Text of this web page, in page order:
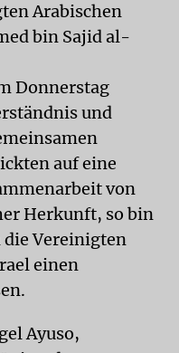
Arabischen
bin Sajid al-
Donnerstag
und
auf eine
von
Herkunft, so bin
die Vereinigten
einen
Ayuso,